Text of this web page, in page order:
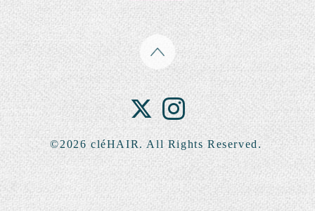
©2026cléHAIR. All Rights Reserved.